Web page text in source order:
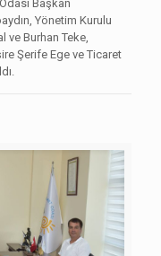
Başkan
Yönetim Kurulu
ve Burhan Teke,
Şerife Ege ve Ticaret